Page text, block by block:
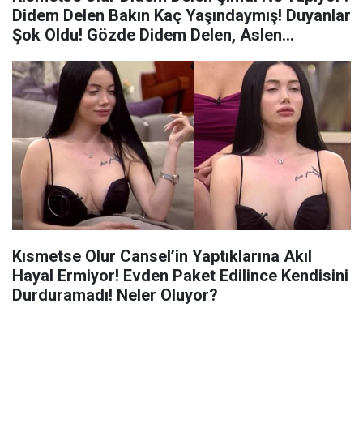
Didem Delen Bakın Kaç Yaşındaymış! Duyanlar
Şok Oldu! Gözde Didem Delen, Aslen
Kısmetse Olur Cansel’in Yaptıklarına Akıl
Hayal Ermiyor! Evden Paket Edilince Kendisini
Durduramadı! Neler Oluyor?